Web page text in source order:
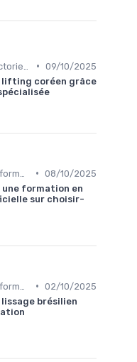
• 09/10/2025
coréen grâce
• 08/10/2025
formation en
sur choisir-
• 02/10/2025
brésilien